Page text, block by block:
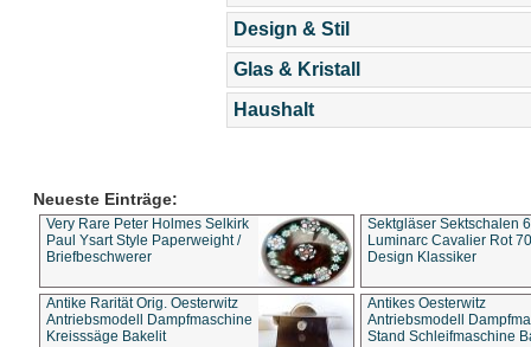
Design & Stil
Glas & Kristall
Haushalt
Neueste Einträge:
Very Rare Peter Holmes Selkirk
Paul Ysart Style Paperweight /
Briefbeschwerer
Sektgläser Sektschalen
Luminarc Cavalier Rot
Design Klassiker
Antike Rarität Orig. Oesterwitz
Antriebsmodell Dampfmaschine
Kreisssäge Bakelit
Antikes Oesterwitz
Antriebsmodell
Stand Schleifmaschine